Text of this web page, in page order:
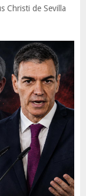
Christi de Sevilla